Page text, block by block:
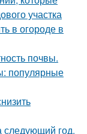
участка
в огороде в
почвы.
популярные
следующий год.